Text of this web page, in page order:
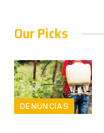
Our Picks
DENÚNCIAS